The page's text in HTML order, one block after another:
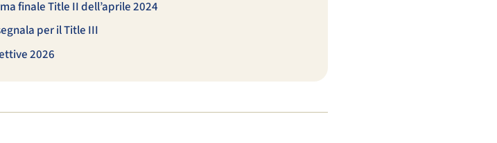
finale Title II dell’aprile 2024
per il Title III
2026